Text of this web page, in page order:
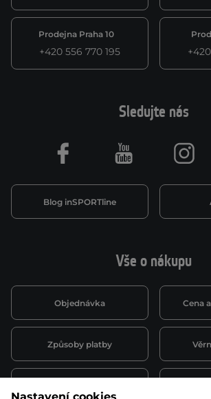
Prodejna Praha 10
+420 556 770 195
Vše o nákupu
Objednávka Cena
Způsoby platby
Sledujte nás
Blog inSPORTline
Facebook Youtube